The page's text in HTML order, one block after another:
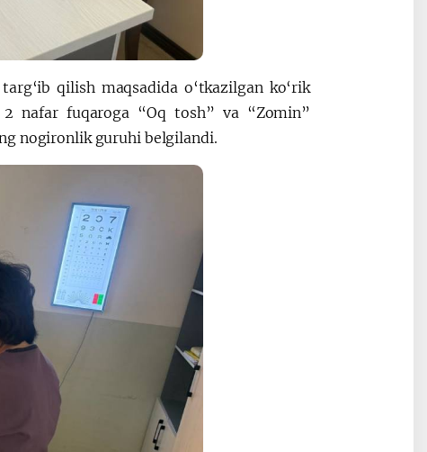
qilish maqsadida o‘tkazilgan ko‘rik
nafar fuqaroga “Oq tosh” va “Zomin”
nogironlik guruhi belgilandi.